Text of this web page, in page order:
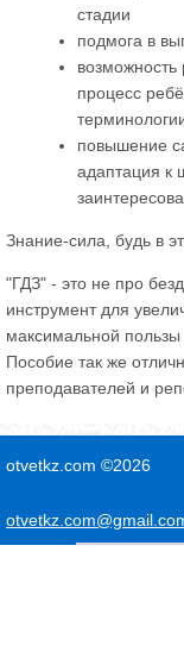
стадии
подмога в
возможность
процесс
повышение
адаптация к
Знание-сила, будь в
"ГДЗ" - это не про
инструмент для
максимальной пользы
Пособие так же
преподавателей и
otvetkz.com ©2026